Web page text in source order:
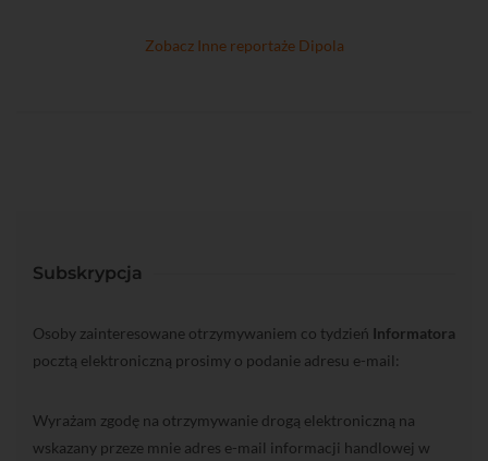
Zobacz Inne reportaże Dipola
Subskrypcja
Osoby zainteresowane otrzymywaniem co tydzień Informatora
pocztą elektroniczną prosimy o podanie adresu e-mail:
Wyrażam zgodę na otrzymywanie drogą elektroniczną na
wskazany przeze mnie adres e-mail informacji handlowej w